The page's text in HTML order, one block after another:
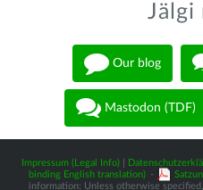
Jälgi
Our blog
Mastodon (TDF)
Impressum (Legal Info)
binding English translation) -
information: Unless otherwise